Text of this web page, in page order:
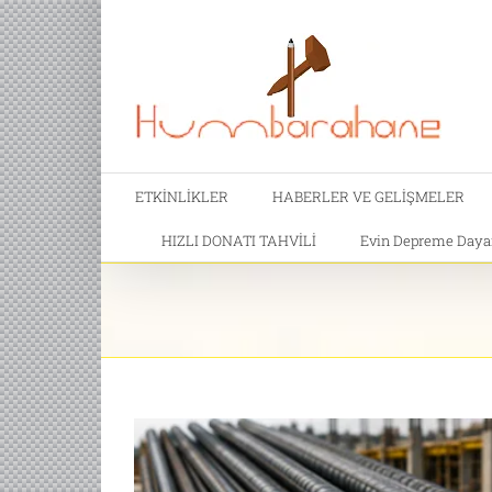
ETKİNLİKLER HABERLER VE GELİŞMELER
HIZLI DONATI TAHVİLİ Evin Depreme